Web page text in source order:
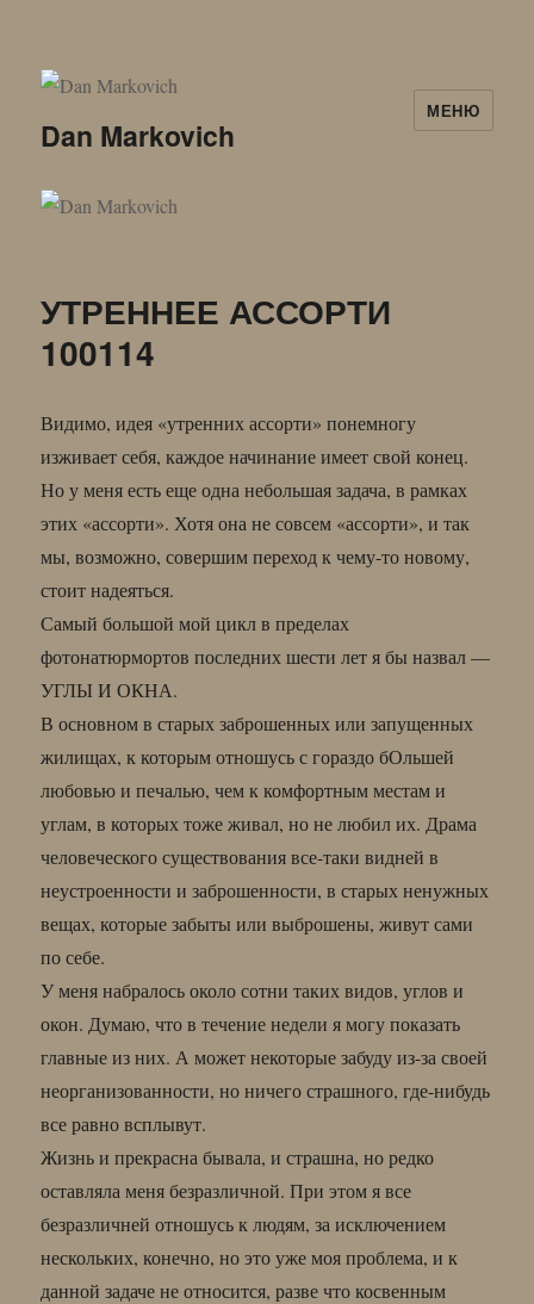
Dan Markovich
МЕНЮ
УТРЕННЕЕ АССОРТИ
100114
Видимо, идея «утренних ассорти» понемногу
изживает себя, каждое начинание имеет свой конец.
Но у меня есть еще одна небольшая задача, в рамках
этих «ассорти». Хотя она не совсем «ассорти», и так
мы, возможно, совершим переход к чему-то новому,
стоит надеяться.
Самый большой мой цикл в пределах
фотонатюрмортов последних шести лет я бы назвал —
УГЛЫ И ОКНА.
В основном в старых заброшенных или запущенных
жилищах, к которым отношусь с гораздо бОльшей
любовью и печалью, чем к комфортным местам и
углам, в которых тоже живал, но не любил их. Драма
человеческого существования все-таки видней в
неустроенности и заброшенности, в старых ненужных
вещах, которые забыты или выброшены, живут сами
по себе.
У меня набралось около сотни таких видов, углов и
окон. Думаю, что в течение недели я могу показать
главные из них. А может некоторые забуду из-за своей
неорганизованности, но ничего страшного, где-нибудь
все равно всплывут.
Жизнь и прекрасна бывала, и страшна, но редко
оставляла меня безразличной. При этом я все
безразличней отношусь к людям, за исключением
нескольких, конечно, но это уже моя проблема, и к
данной задаче не относится, разве что косвенным